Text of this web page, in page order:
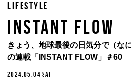
LIFESTYLE
INSTANT FLOW
きょう、地球最後の日気分で（
の連載「INSTANT FLOW」＃60
2024.05.04 SAT